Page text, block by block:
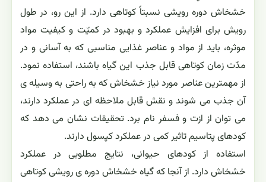
خشخاش دوره رویشی نسبتاً کوتاهی دارد. از این رو، در طول
رویش برای افزایش عملکرد و بهبود در کمیّت و کیفیت مواد
موثره، باید از مواد و عناصر غذایی مناسبی که به آسانی و در
مدّت زمان کوتاهی قابل جذب این گیاه باشند، استفاده نمود.
از مهمترین عناصر مورد نیاز خشخاش که به راحتی به وسیله ی
آن جذب می شوند و نقش قابل ملاحظه ای در عملکرد دارند،
می توان از ازت و فسفر نام برد. تحقیقات نشان می دهد که
کودهای پتاسیم تاثیر کمی در عملکرد کپسول دارند.
استفاده از کودهای حیوانی، نتایج مطلوبی در عملکرد
خشخاش دارد. از آنجا که گیاه خشخاش دوره ی رویشی کوتاهی